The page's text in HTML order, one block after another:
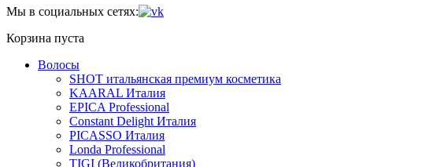
Мы в социальных сетях:
Корзина пуста
Волосы
SHOT итальянская премиум косметика
KAARAL Италия
EPICA Professional
Constant Delight Италия
PICASSO Италия
Londa Professional
TIGI (Великобритания)